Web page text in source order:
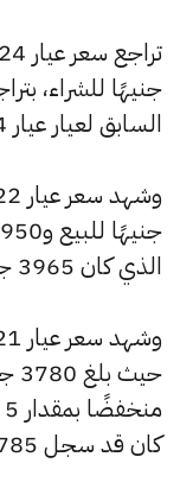
السابق لعيار عيار 24.
الذي كان 3965 جنيهًا للبيع و3955 جنيهًا للشراء.
كان قد سجل 3785 جنيهًا للبيع و 3775 جنيهًا للشراء.